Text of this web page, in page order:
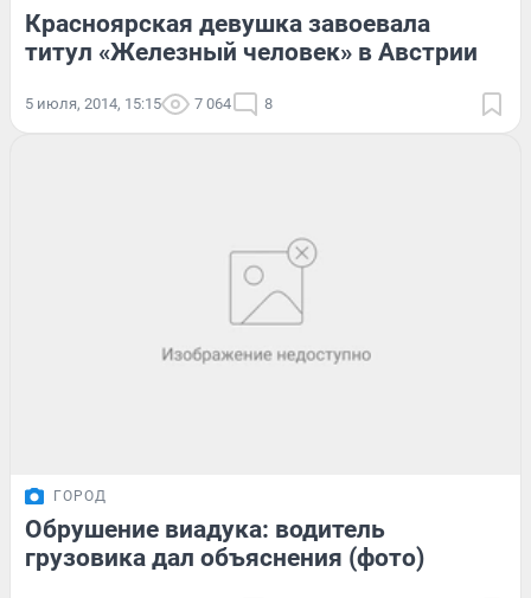
Красноярская девушка завоевала
титул «Железный человек» в Австрии
5 июля, 2014, 15:15 7 064 8
ГОРОД
Обрушение виадука: водитель
грузовика дал объяснения (фото)